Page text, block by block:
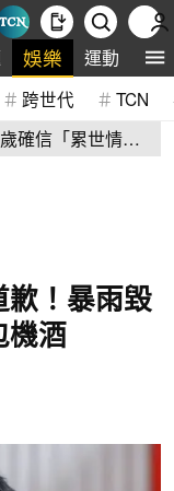
娛樂 運動 全
跨世代 TCN
確信「累世情
！暴雨毀
酒